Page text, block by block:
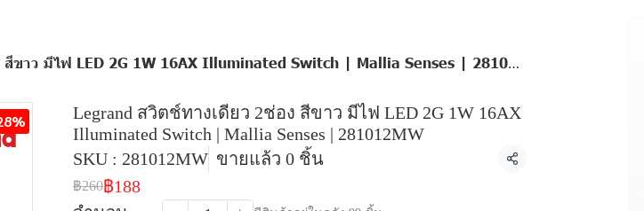
าว มีไฟ LED 2G 1W 16AX Illuminated Switch | Mallia Senses | 281012MW
Legrand สวิตช์ทางเดียว 2ช่อง สีขาว มีไฟ LED 2G 1W 16AX
Illuminated Switch | Mallia Senses | 281012MW
SKU : 281012MW ขายแล้ว 0 ชิ้น แชร์
฿260฿188